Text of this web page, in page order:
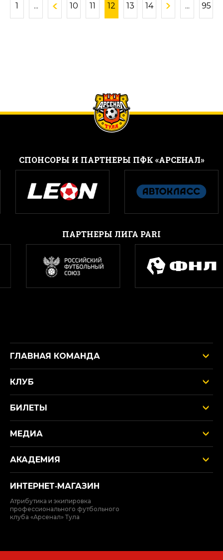
1 ... 10 11 12 13 14 ... 95
CПОНСОРЫ И ПАРТНЕРЫ ПФК «АРСЕНАЛ»
ПАРТНЕРЫ ЛИГА PARI
ГЛАВНАЯ КОМАНДА
КЛУБ
БИЛЕТЫ
МЕДИА
АКАДЕМИЯ
ИНТЕРНЕТ‑МАГАЗИН
Атрибутика и экипировка
профессионального футбольного
клуба «Арсенал» Тула